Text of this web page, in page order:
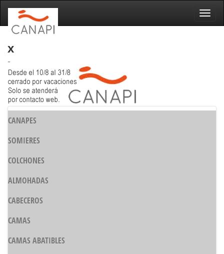
x
-
CANAPES
SOMIERES
COLCHONES
ALMOHADAS
CABECEROS
CAMAS
CAMAS ABATIBLES